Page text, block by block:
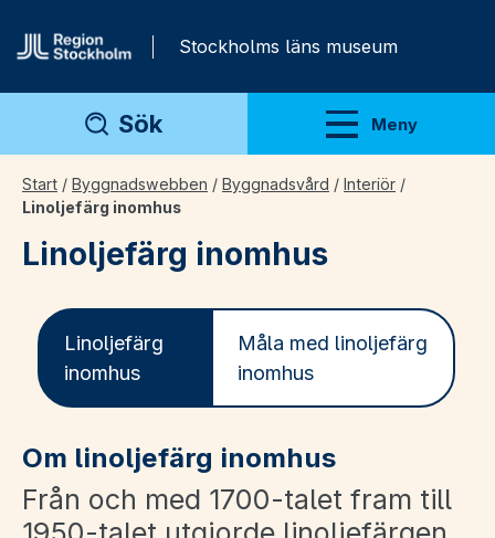
Stockholms läns museum
Sök Meny
Visa meny
Start / Byggnadswebben / Byggnadsvård / Interiör /
Linoljefärg inomhus
Linoljefärg inomhus
Linoljefärg
inomhus
Måla med linoljefärg
inomhus
Om linoljefärg inomhus
Från och med 1700-talet fram till